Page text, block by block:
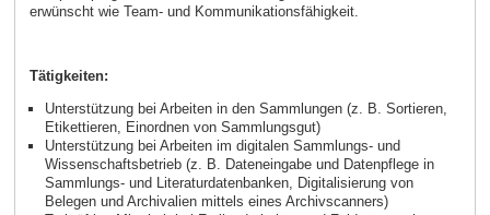
erwünscht wie Team- und Kommunikationsfähigkeit.
Tätigkeiten:
Unterstützung bei Arbeiten in den Sammlungen (z. B. Sortieren,
Etikettieren, Einordnen von Sammlungsgut)
Unterstützung bei Arbeiten im digitalen Sammlungs- und
Wissenschaftsbetrieb (z. B. Dateneingabe und Datenpflege in
Sammlungs- und Literaturdatenbanken, Digitalisierung von
Belegen und Archivalien mittels eines Archivscanners)